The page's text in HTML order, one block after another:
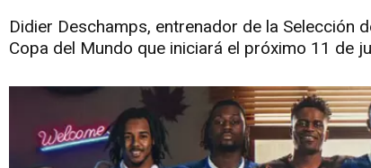
Didier Deschamps, entrenador de la Selección
Copa del Mundo que iniciará el próximo 11 de